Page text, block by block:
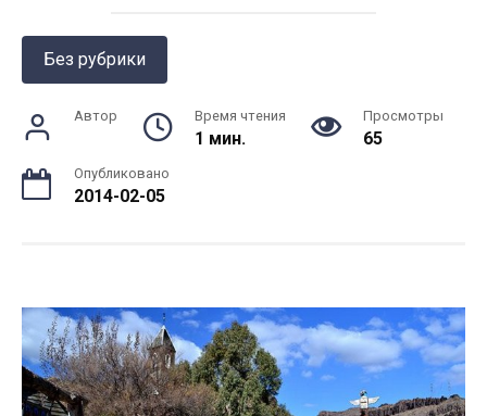
Без рубрики
Автор Время чтения
1 мин.
Просмотры
65
Опубликовано
2014-02-05